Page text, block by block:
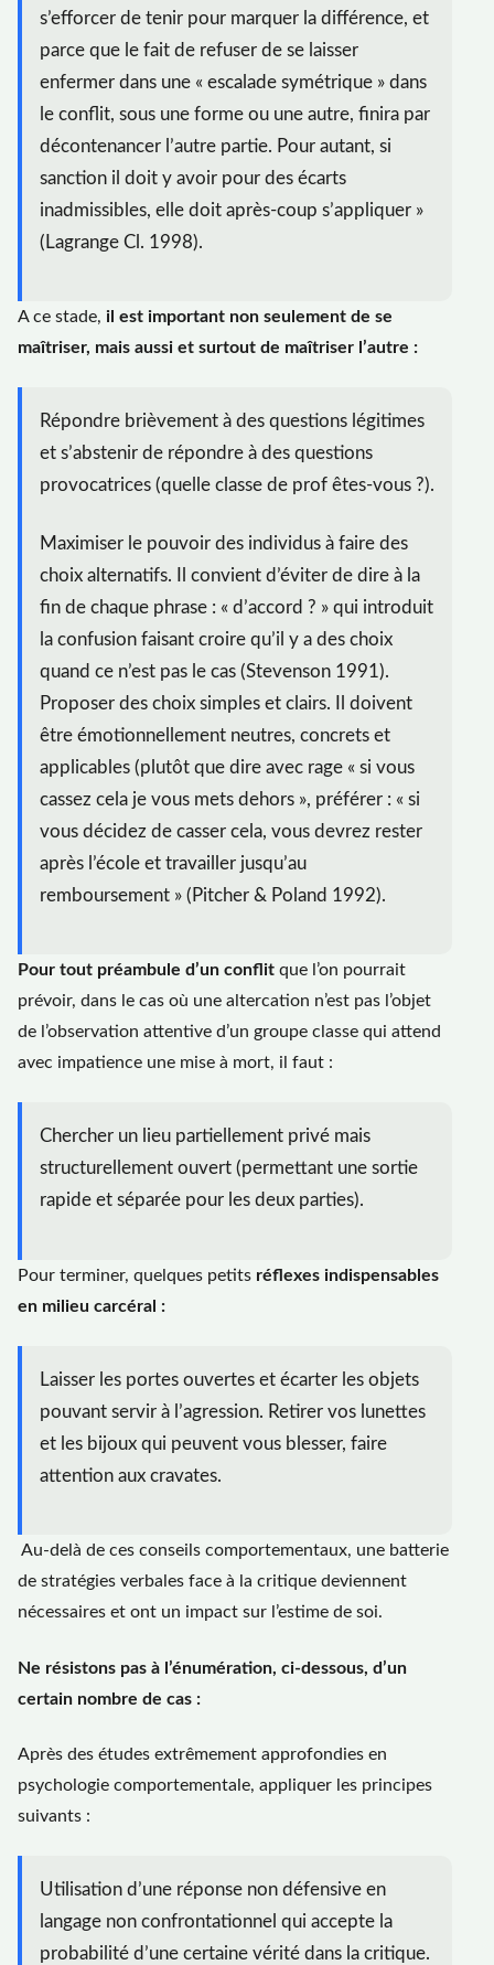
s’efforcer de tenir pour marquer la différence, et
parce que le fait de refuser de se laisser
enfermer dans une « escalade symétrique » dans
le conflit, sous une forme ou une autre, finira par
décontenancer l’autre partie. Pour autant, si
sanction il doit y avoir pour des écarts
inadmissibles, elle doit après-coup s’appliquer »
(Lagrange Cl. 1998).
A ce stade, il est important non seulement de se
maîtriser, mais aussi et surtout de maîtriser l’autre :
Répondre brièvement à des questions légitimes
et s’abstenir de répondre à des questions
provocatrices (quelle classe de prof êtes-vous ?).
Maximiser le pouvoir des individus à faire des
choix alternatifs. Il convient d’éviter de dire à la
fin de chaque phrase : « d’accord ? » qui introduit
la confusion faisant croire qu’il y a des choix
quand ce n’est pas le cas (Stevenson 1991).
Proposer des choix simples et clairs. Il doivent
être émotionnellement neutres, concrets et
applicables (plutôt que dire avec rage « si vous
cassez cela je vous mets dehors », préférer : « si
vous décidez de casser cela, vous devrez rester
après l’école et travailler jusqu’au
remboursement » (Pitcher & Poland 1992).
Pour tout préambule d’un conflit que l’on pourrait
prévoir, dans le cas où une altercation n’est pas l’objet
de l’observation attentive d’un groupe classe qui attend
avec impatience une mise à mort, il faut :
Chercher un lieu partiellement privé mais
structurellement ouvert (permettant une sortie
rapide et séparée pour les deux parties).
Pour terminer, quelques petits réflexes indispensables
en milieu carcéral :
Laisser les portes ouvertes et écarter les objets
pouvant servir à l’agression. Retirer vos lunettes
et les bijoux qui peuvent vous blesser, faire
attention aux cravates.
Au-delà de ces conseils comportementaux, une batterie
de stratégies verbales face à la critique deviennent
nécessaires et ont un impact sur l’estime de soi.
Ne résistons pas à l’énumération, ci-dessous, d’un
certain nombre de cas :
Après des études extrêmement approfondies en
psychologie comportementale, appliquer les principes
suivants :
Utilisation d’une réponse non défensive en
langage non confrontationnel qui accepte la
probabilité d’une certaine vérité dans la critique.